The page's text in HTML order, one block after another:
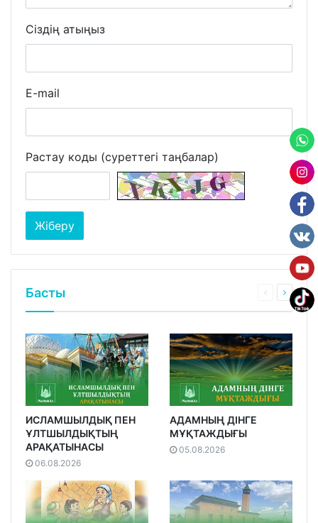
Сіздің атыңыз
E-mail
Растау коды (суреттегі таңбалар)
Басты
ИСЛАМШЫЛДЫҚ ПЕН
ҰЛТШЫЛДЫҚТЫҢ
АРАҚАТЫНАСЫ
06.08.2026
АДАМНЫҢ ДІНГЕ
МҰҚТАЖДЫҒЫ
05.08.2026